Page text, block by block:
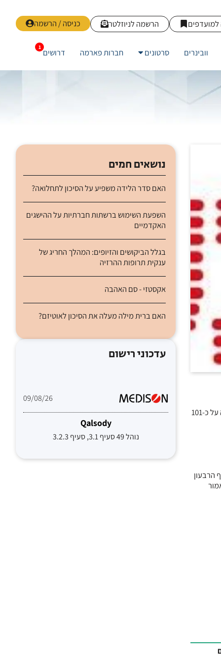
כניסה / הרשמה הרשמה לניוזלטר
וובינרים סרטונים חברות פארמה דרושים
בעקבות זאת ירדה מניית קדימהסטם, למחיר מעט נמוך יותר מזה בו נסחרה החברה ערב ההודעה על חתימת מזכר ההבנות. שווי החברה עומד עתה על כ-101
לסוף הרבעון
אמור
נושאים חמים
האם סדר הלידה משפיע על הסיכון לתחלואה?
השפעת השימוש ברשתות חברתיות על ההישגים
האקדמיים
בגלל הביקושים והזיופים: המהלך החריג של
ענקית תרופות ההרזיה
אקסטזי - סם האהבה
האם ברית מילה מעלה את הסיכון לאוטיזם?
עדכוני רישום
09/08/26
Qalsody
נוהל 49 סעיף 3.1, סעיף 3.2.3